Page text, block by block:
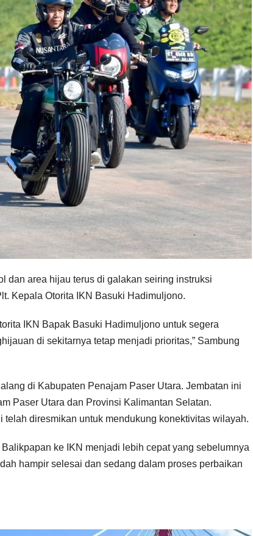
dan area hijau terus di galakan seiring instruksi
Kepala Otorita IKN Basuki Hadimuljono.
IKN Bapak Basuki Hadimuljono untuk segera
di sekitarnya tetap menjadi prioritas,” Sambung
di Kabupaten Penajam Paser Utara. Jembatan ini
Paser Utara dan Provinsi Kalimantan Selatan.
diresmikan untuk mendukung konektivitas wilayah.
ke IKN menjadi lebih cepat yang sebelumnya
hampir selesai dan sedang dalam proses perbaikan